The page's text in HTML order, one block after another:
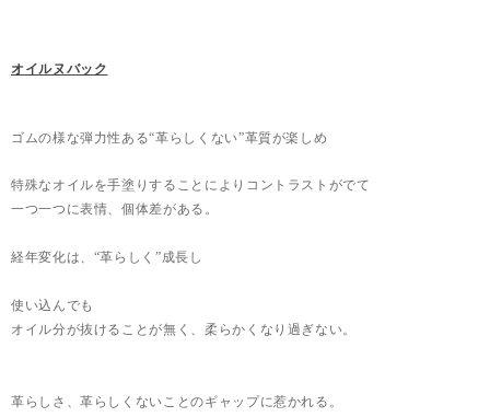
オイルヌバック
ゴムの様な弾力性ある“革らしくない”革質が楽しめ
特殊なオイルを手塗りすることによりコントラストがでて
一つ一つに表情、個体差がある。
経年変化は、“革らしく”成長し
使い込んでも
オイル分が抜けることが無く、柔らかくなり過ぎない。
革らしさ、革らしくないことのギャップに惹かれる。